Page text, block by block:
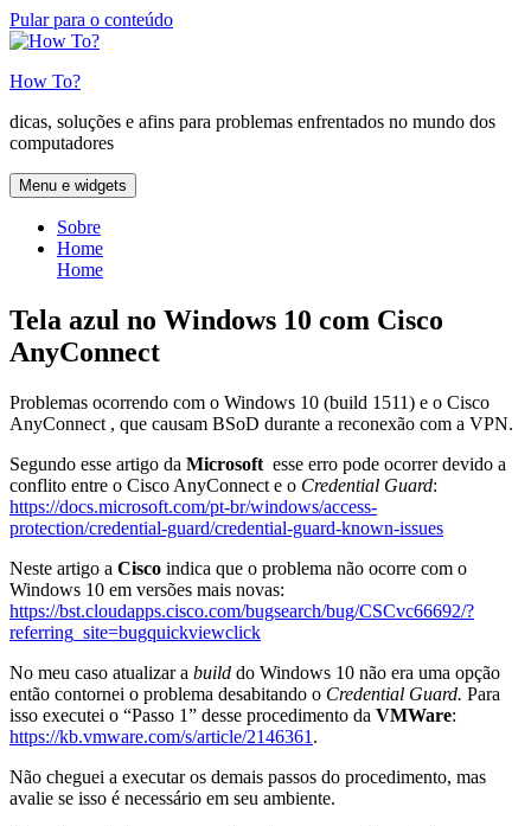
Pular para o conteúdo
How To?
dicas, soluções e afins para problemas enfrentados no mundo dos
computadores
Menu e widgets
Sobre
Home
Home
Tela azul no Windows 10 com Cisco
AnyConnect
Problemas ocorrendo com o Windows 10 (build 1511) e o Cisco
AnyConnect , que causam BSoD durante a reconexão com a VPN.
Segundo esse artigo da Microsoft esse erro pode ocorrer devido a
conflito entre o Cisco AnyConnect e o Credential Guard:
https://docs.microsoft.com/pt-br/windows/access-
protection/credential-guard/credential-guard-known-issues
Neste artigo a Cisco indica que o problema não ocorre com o
Windows 10 em versões mais novas:
https://bst.cloudapps.cisco.com/bugsearch/bug/CSCvc66692/?
referring_site=bugquickviewclick
No meu caso atualizar a build do Windows 10 não era uma opção
então contornei o problema desabitando o Credential Guard. Para
isso executei o “Passo 1” desse procedimento da VMWare:
https://kb.vmware.com/s/article/2146361 .
Não cheguei a executar os demais passos do procedimento, mas
avalie se isso é necessário em seu ambiente.